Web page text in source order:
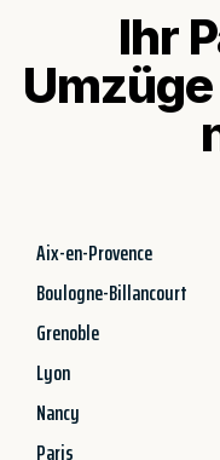
Ihr
Aix-en-Provence
Boulogne-Billancourt
Grenoble
Lyon
Nancy
Paris